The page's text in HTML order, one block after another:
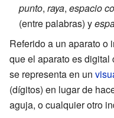
punto, raya, espacio
(entre palabras) y
Referido a un aparato o
que el aparato es
se representa en un
(dígitos) en lugar de
aguja, o cualquier otro